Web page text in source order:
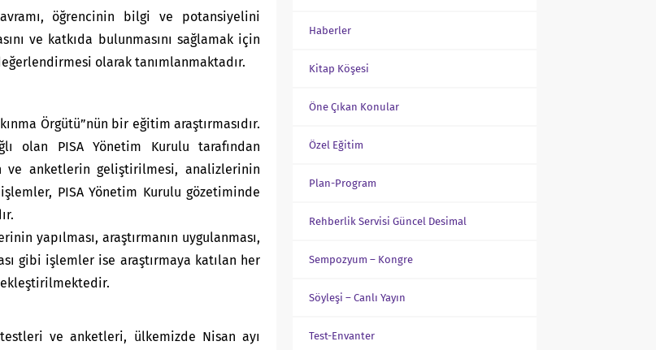
öğrencinin bilgi ve potansiyelini
ve katkıda bulunmasını sağlamak için
olarak tanımlanmaktadır.
Örgütü”nün bir eğitim araştırmasıdır.
olan PISA Yönetim Kurulu tarafından
ve anketlerin geliştirilmesi, analizlerinin
PISA Yönetim Kurulu gözetiminde
yapılması, araştırmanın uygulanması,
gibi işlemler ise araştırmaya katılan her
testleri ve anketleri, ülkemizde Nisan ayı
Haberler
Kitap Köşesi
Öne Çıkan Konular
Özel Eğitim
Plan-Program
Rehberlik Servisi Güncel Desimal
Sempozyum – Kongre
Söyleşi – Canlı Yayın
Test-Envanter